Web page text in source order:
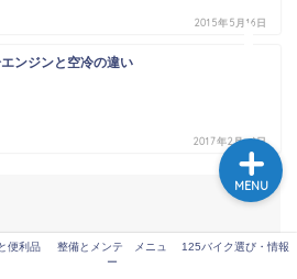
2015年5月16日
ンジンと空冷の違い
2017年2月20日
便利品
整備とメンテ メニュ
ー
125バイク選び・情報
MENU
バイク用品 と便利品